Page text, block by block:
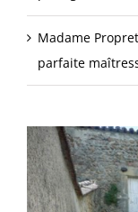
Madame
parfaite